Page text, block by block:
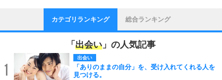
カテゴリランキング 総合ランキング
「 出会い 」の人気記事
1
出会い
「ありのままの自分」を、受け入れてくれる人を
見つける。